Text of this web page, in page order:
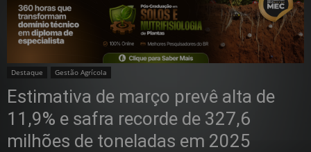
Destaque Gestão Agrícola
Estimativa de março prevê alta de
11,9% e safra recorde de 327,6
milhões de toneladas em 2025